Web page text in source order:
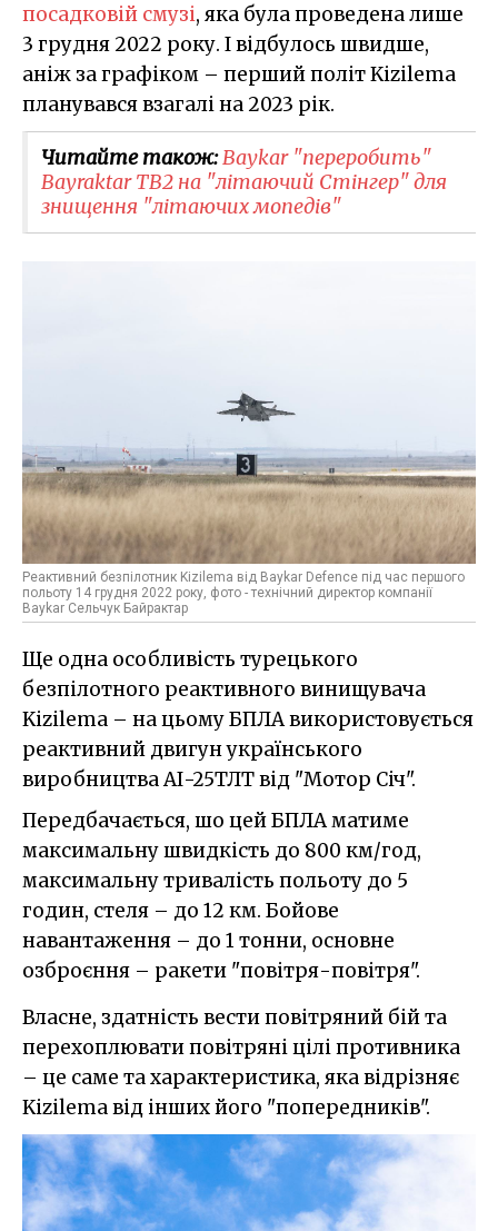
посадковій смузі, яка була проведена лише
3 грудня 2022 року. І відбулось швидше,
аніж за графіком – перший політ Kizilema
планувався взагалі на 2023 рік.
Читайте також:Baykar "переробить"
Bayraktar TB2 на "літаючий Стінгер" для
знищення "літаючих мопедів"
Реактивний безпілотник Kizilema від Baykar Defence під час першого
польоту 14 грудня 2022 року, фото - технічний директор компанії
Baykar Сельчук Байрактар
Ще одна особливість турецького
безпілотного реактивного винищувача
Kizilema – на цьому БПЛА використовується
реактивний двигун українського
виробництва АІ-25ТЛТ від "Мотор Січ".
Передбачається, шо цей БПЛА матиме
максимальну швидкість до 800 км/год,
максимальну тривалість польоту до 5
годин, стеля – до 12 км. Бойове
навантаження – до 1 тонни, основне
озброєння – ракети "повітря-повітря".
Власне, здатність вести повітряний бій та
перехоплювати повітряні цілі противника
– це саме та характеристика, яка відрізняє
Kizilema від інших його "попередників".